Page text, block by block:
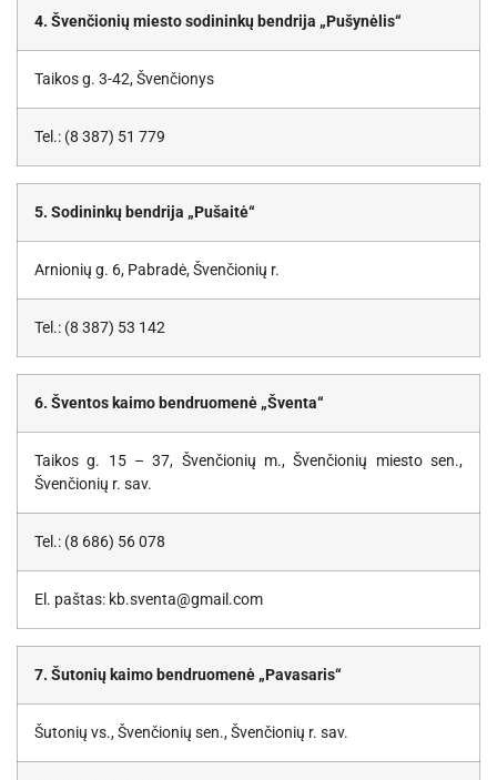
4. Švenčionių miesto sodininkų bendrija „Pušynėlis“
Taikos g. 3-42, Švenčionys
Tel.: (8 387) 51 779
5. Sodininkų bendrija „Pušaitė“
Arnionių g. 6, Pabradė, Švenčionių r.
Tel.: (8 387) 53 142
6. Šventos kaimo bendruomenė „Šventa“
Taikos g. 15 – 37, Švenčionių m., Švenčionių miesto sen.,
Švenčionių r. sav.
Tel.: (8 686) 56 078
El. paštas: kb.sventa@gmail.com
7. Šutonių kaimo bendruomenė „Pavasaris“
Šutonių vs., Švenčionių sen., Švenčionių r. sav.